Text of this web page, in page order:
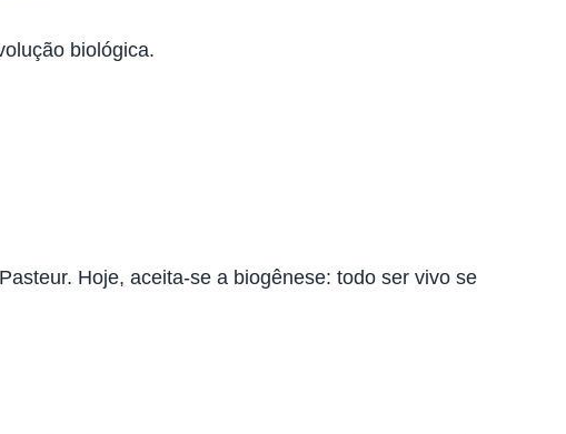
biológica.
Hoje, aceita-se a biogênese: todo ser vivo se